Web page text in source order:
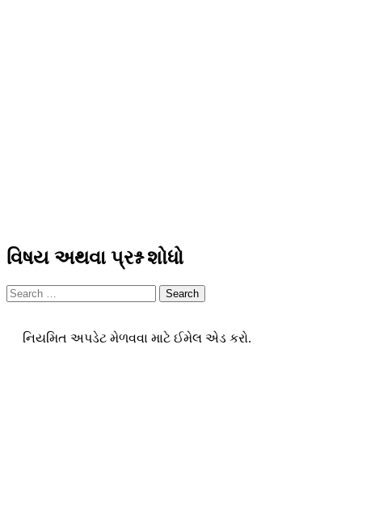
વિષય અથવા પ્રશ્ન શોધો
Search
નિયમિત અપડેટ મેળવવા માટે ઈમેલ એડ કરો.